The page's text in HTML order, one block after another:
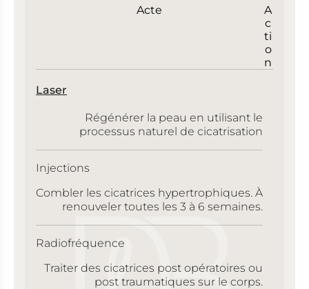
Acte
A
c
ti
o
n
Laser
Régénérer la peau en utilisant le
processus naturel de cicatrisation
Injections
Combler les cicatrices hypertrophiques. À
renouveler toutes les 3 à 6 semaines.
Radiofréquence
Traiter des cicatrices post opératoires ou
post traumatiques sur le corps.